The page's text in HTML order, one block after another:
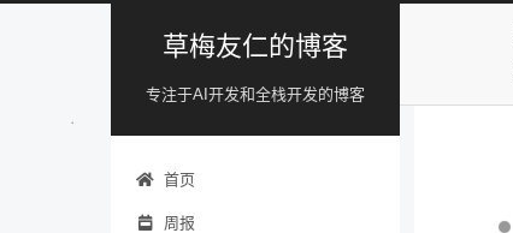
草梅友仁的博客
专注于AI开发和全栈开发的博客
首页
周报